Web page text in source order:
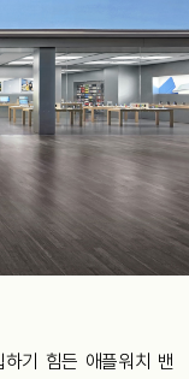
기 힘든 애플워치 밴